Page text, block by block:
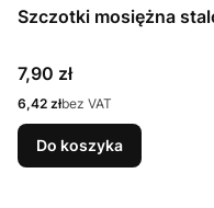
Szczotki mosiężna
Cena
7,90 zł
Cena
6,42 złbez VAT
Do koszyka